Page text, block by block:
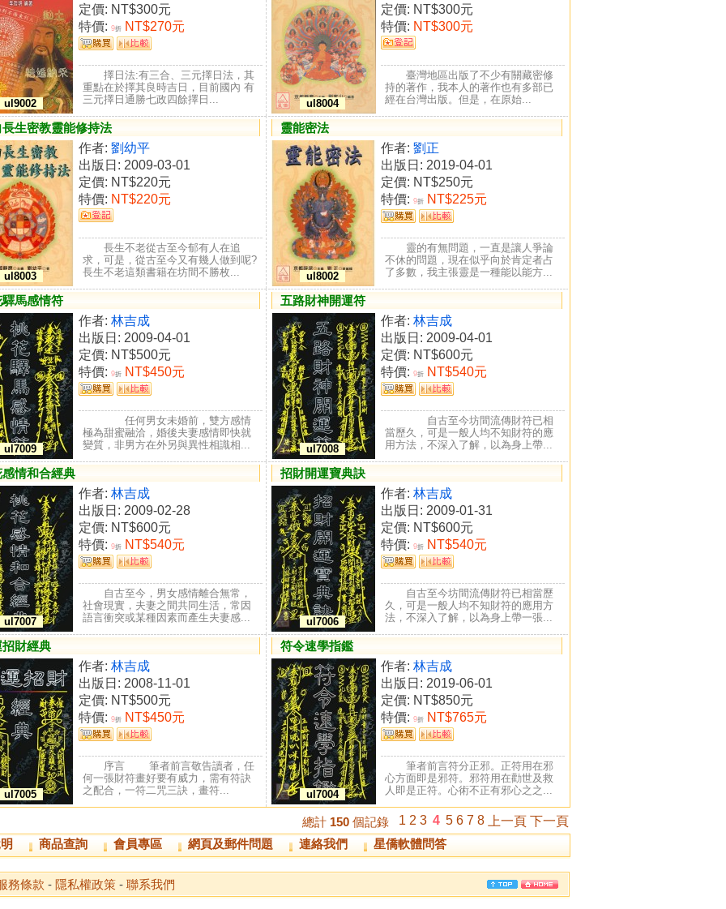
ul9002
定價: NT$300元
特價: 9折 NT$270元
擇日法:有三合、三元擇日法，其
重點在於擇其良時吉日，目前國內 有
三元擇日通勝七政四餘擇日...
ul8004
定價: NT$300元
特價: NT$300元
臺灣地區出版了不少有關藏密修
持的著作，我本人的著作也有多部已
經在台灣出版。但是，在原始...
生密教靈能修持法
ul8003
作者: 劉幼平
出版日: 2009-03-01
定價: NT$220元
特價: NT$220元
長生不老從古至今郁有人在追
求，可是，從古至今又有幾人做到呢?
長生不老這類書籍在坊間不勝枚...
靈能密法
ul8002
作者: 劉正
出版日: 2019-04-01
定價: NT$250元
特價: 9折 NT$225元
靈的有無問題，一直是讓人爭論
不休的問題，現在似乎向於肯定者占
了多數，我主張靈是一種能以能方...
馬感情符
ul7009
作者: 林吉成
出版日: 2009-04-01
定價: NT$500元
特價: 9折 NT$450元
任何男女未婚前，雙方感情
極為甜蜜融洽，婚後夫妻感情即快就
變質，非男方在外另與異性相識相...
五路財神開運符
ul7008
作者: 林吉成
出版日: 2009-04-01
定價: NT$600元
特價: 9折 NT$540元
自古至今坊間流傳財符已相
當歷久，可是一般人均不知財符的應
用方法，不深入了解，以為身上帶...
情和合經典
ul7007
作者: 林吉成
出版日: 2009-02-28
定價: NT$600元
特價: 9折 NT$540元
自古至今，男女感情離合無常，
社會現實，夫妻之間共同生活，常因
語言衝突或某種因素而產生夫妻感...
招財開運寶典訣
ul7006
作者: 林吉成
出版日: 2009-01-31
定價: NT$600元
特價: 9折 NT$540元
自古至今坊間流傳財符已相當歷
久，可是一般人均不知財符的應用方
法，不深入了解，以為身上帶一張...
財經典
ul7005
作者: 林吉成
出版日: 2008-11-01
定價: NT$500元
特價: 9折 NT$450元
序言 筆者前言敬告讀者，任
何一張財符畫好要有威力，需有符訣
之配合，一符二咒三訣，畫符...
符令速學指鑑
ul7004
作者: 林吉成
出版日: 2019-06-01
定價: NT$850元
特價: 9折 NT$765元
筆者前言符分正邪。正符用在邪
心方面即是邪符。邪符用在勸世及救
人即是正符。心術不正有邪心之之...
總計 150 個記錄 1 2 3 4 5 6 7 8 上一頁 下一頁
商品查詢 會員專區 網頁及郵件問題 連絡我們 星僑軟體問答
務條款 - 隱私權政策 - 聯系我們